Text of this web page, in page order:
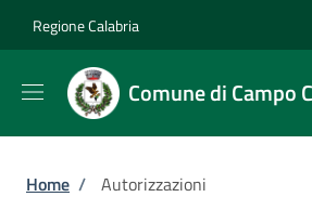
Regione Calabria
Comune di Campo
Briciole di pane
Home / Autorizzazioni